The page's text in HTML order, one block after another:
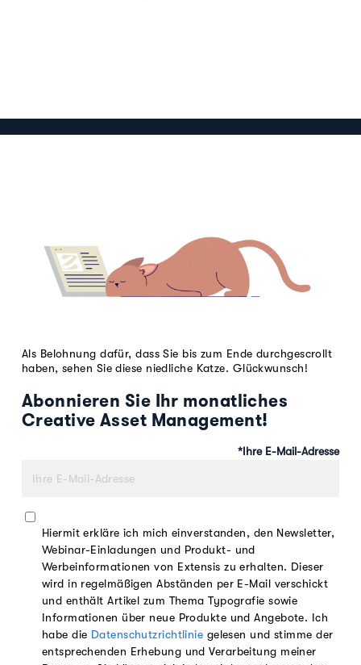
Als Belohnung dafür, dass Sie bis zum Ende durchgescrollt
haben, sehen Sie diese niedliche Katze. Glückwunsch!
Abonnieren Sie Ihr monatliches
Creative Asset Management!
Ihre E-Mail-Adresse
*
Hiermit erkläre ich mich einverstanden, den Newsletter,
Webinar-Einladungen und Produkt- und
Werbeinformationen von Extensis zu erhalten. Dieser
wird in regelmäßigen Abständen per E-Mail verschickt
und enthält Artikel zum Thema Typografie sowie
Informationen über neue Produkte und Angebote. Ich
habe die Datenschutzrichtlinie gelesen und stimme der
entsprechenden Erhebung und Verarbeitung meiner